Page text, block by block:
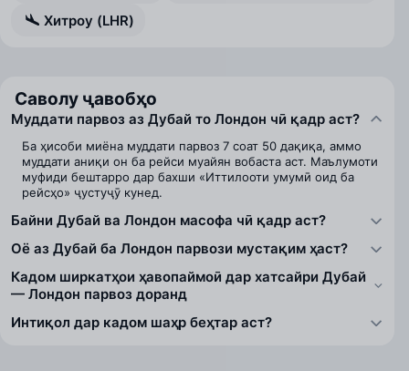
Хитроу (LHR)
Саволу ҷавобҳо
Муддати парвоз аз Дубай то Лондон чӣ қадр аст?
Ба ҳисоби миёна муддати парвоз 7 соат 50 дақиқа, аммо
муддати аниқи он ба рейси муайян вобаста аст. Маълумоти
муфиди бештарро дар бахши «Иттилооти умумӣ оид ба
рейсҳо» ҷустуҷӯ кунед.
Байни Дубай ва Лондон масофа чӣ қадр аст?
Оё аз Дубай ба Лондон парвози мустақим ҳаст?
Кадом ширкатҳои ҳавопаймоӣ дар хатсайри Дубай
— Лондон парвоз доранд
Интиқол дар кадом шаҳр беҳтар аст?